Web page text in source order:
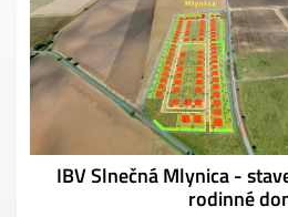
IBV Slnečná Mlynica -
rodinné